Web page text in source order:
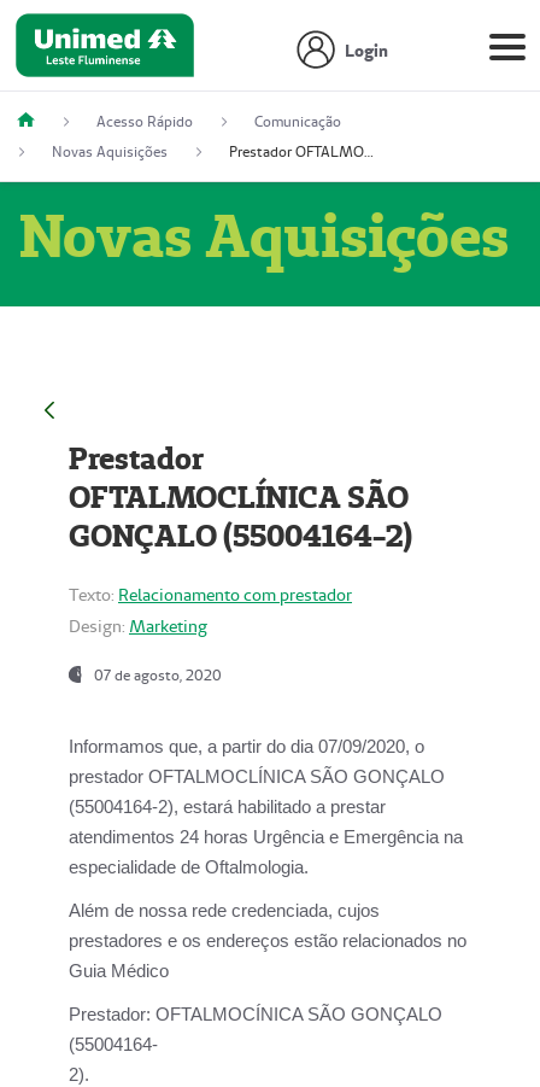
Login
Acesso Rápido
Comunicação
Novas Aquisições
Prestador OFTALMOCLÍNICA SÃO GONÇALO (55004164-2)
Novas Aquisições
Prestador
OFTALMOCLÍNICA SÃO
GONÇALO (55004164-2)
Texto: Relacionamento com prestador
Design: Marketing
07 de agosto, 2020
Informamos que, a partir do dia07/09/2020, o
prestador OFTALMOCLÍNICA SÃO GONÇALO
(55004164-2), estará habilitado a prestar
atendimentos 24 horas Urgência e Emergência na
especialidade de Oftalmologia.
Além de nossa rede credenciada, cujos
prestadores e os endereços estão relacionados no
Guia Médico
Prestador: OFTALMOCÍNICA SÃO GONÇALO
(55004164-
2).